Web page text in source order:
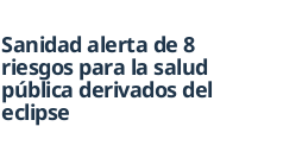
Sanidad alerta de 8
riesgos para la salud
pública derivados del
eclipse